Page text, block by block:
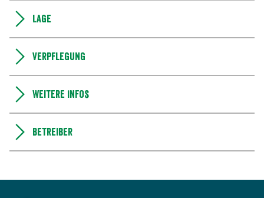
Lage
Verpflegung
Weitere Infos
Betreiber